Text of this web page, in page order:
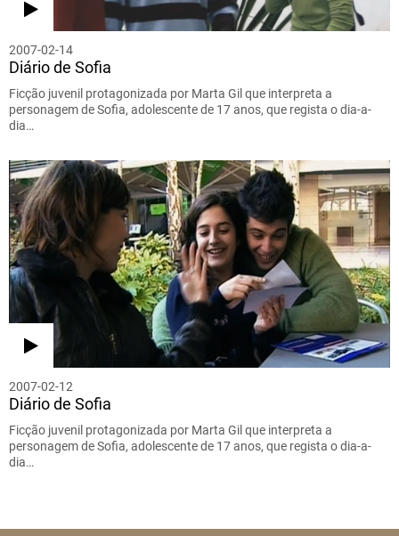
2007-02-14
Diário de Sofia
Ficção juvenil protagonizada por Marta Gil que interpreta a
personagem de Sofia, adolescente de 17 anos, que regista o dia-a-
dia…
2007-02-12
Diário de Sofia
Ficção juvenil protagonizada por Marta Gil que interpreta a
personagem de Sofia, adolescente de 17 anos, que regista o dia-a-
dia…